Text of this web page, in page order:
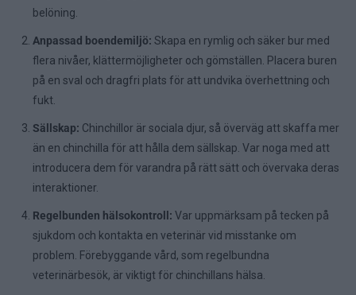
belöning.
Anpassad boendemiljö: Skapa en rymlig och säker bur med
flera nivåer, klättermöjligheter och gömställen. Placera buren
på en sval och dragfri plats för att undvika överhettning och
fukt.
Sällskap: Chinchillor är sociala djur, så överväg att skaffa mer
än en chinchilla för att hålla dem sällskap. Var noga med att
introducera dem för varandra på rätt sätt och övervaka deras
interaktioner.
Regelbunden hälsokontroll: Var uppmärksam på tecken på
sjukdom och kontakta en veterinär vid misstanke om
problem. Förebyggande vård, som regelbundna
veterinärbesök, är viktigt för chinchillans hälsa.